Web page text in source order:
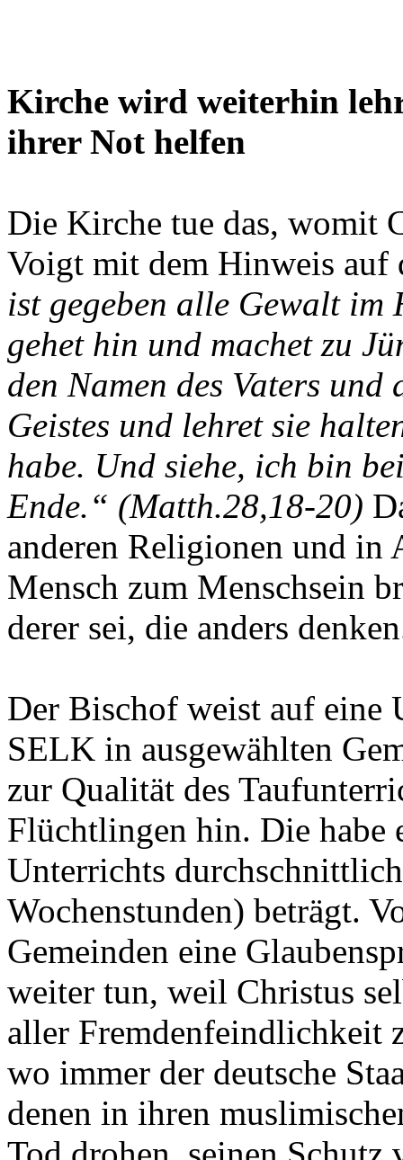
Kirche wird weiterhin
ihrer Not helfen
Die Kirche tue das, womit
Voigt mit dem Hinweis auf
ist gegeben alle Gewalt
gehet hin und machet zu
den Namen des Vaters und
Geistes und lehret sie
habe. Und siehe, ich bin
Ende.“ (Matth.28,18-20)
anderen Religionen und in
Mensch zum Menschsein
derer sei, die anders
Der Bischof weist auf eine
SELK in ausgewählten
zur Qualität des
Flüchtlingen hin. Die habe
Unterrichts
Wochenstunden) beträgt.
Gemeinden eine
weiter tun, weil Christus
aller Fremdenfeindlichkeit
wo immer der deutsche
denen in ihren